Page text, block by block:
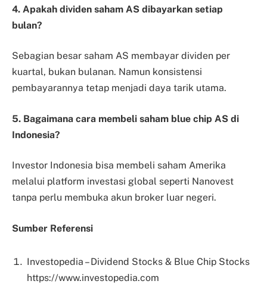
4. Apakah dividen saham AS dibayarkan setiap
bulan?
Sebagian besar saham AS membayar dividen per
kuartal, bukan bulanan. Namun konsistensi
pembayarannya tetap menjadi daya tarik utama.
5. Bagaimana cara membeli saham blue chip AS di
Indonesia?
Investor Indonesia bisa membeli saham Amerika
melalui platform investasi global seperti Nanovest
tanpa perlu membuka akun broker luar negeri.
Sumber Referensi
Investopedia – Dividend Stocks & Blue Chip Stocks
https://www.investopedia.com